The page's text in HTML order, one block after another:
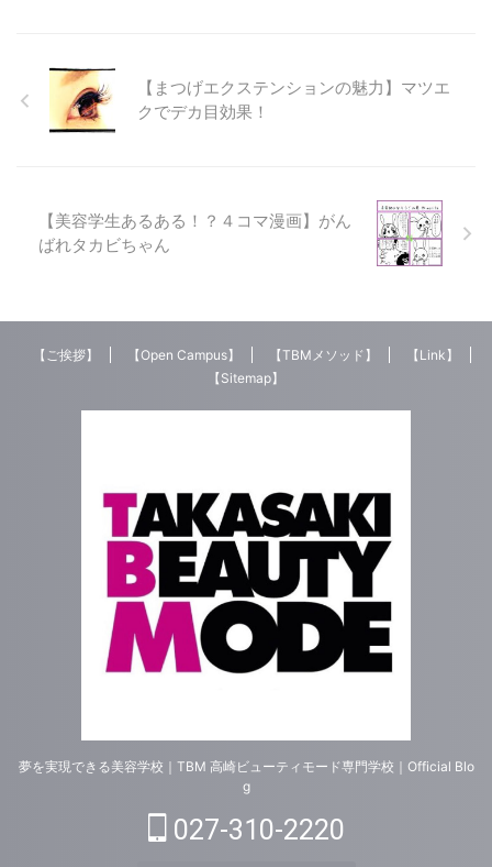
来を決めるであろう専門学校選び
...
もある 美の伝道師「タカビ」で
す！ 無料！リカレント講座とは
今日は、タイトルにあるように皆
料大公開！！ リカレントって聞
いたことない人もいると思うけど
一言でいうと「学びなおし」って
分の興味あることを学ぶ そう、
自分次第でいつでもスタートって
ことなんだ！((´∀｀) ...
SDGsの詳しい説明は、以前の
高柳先生のブログへ📝
【まつげエクステンションの魅力】マツエ
クでデカ目効果！
【美容学生あるある！？４コマ漫画】がん
ばれタカビちゃん
【ご挨拶】 【Open Campus】 【TBMメソッド】
【Link】
【Sitemap】
夢を実現できる美容学校｜TBM 高崎ビューティモード専門学校｜Official Blo
g
027-310-2220